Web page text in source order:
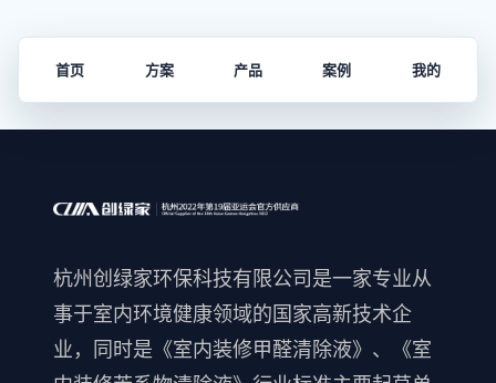
首页 方案 产品 案例 我的
杭州创绿家环保科技有限公司是一家专业从
事于室内环境健康领域的国家高新技术企
业，同时是《室内装修甲醛清除液》、《室